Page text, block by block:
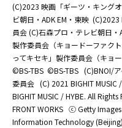
(C)2023 映画「ギーツ・キング
ビ朝日・ADK EM・東映 (C)2023
員会 (C)石森プロ・テレビ朝日・
製作委員会（キョードーファク
ってキセキ」製作委員会（キョ
©BS-TBS ©BS-TBS (C)BNOI/
委員会 (C) 2021 BIGHIT MUSIC
BIGHIT MUSIC / HYBE. All Rights
FRONT WORKS ⓒ Getty Images
Information Technology